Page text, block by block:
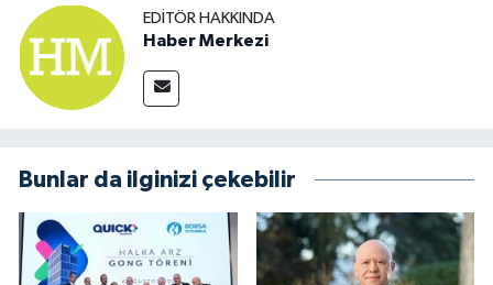
EDITÖR HAKKINDA
Haber Merkezi
Bunlar da ilginizi çekebilir